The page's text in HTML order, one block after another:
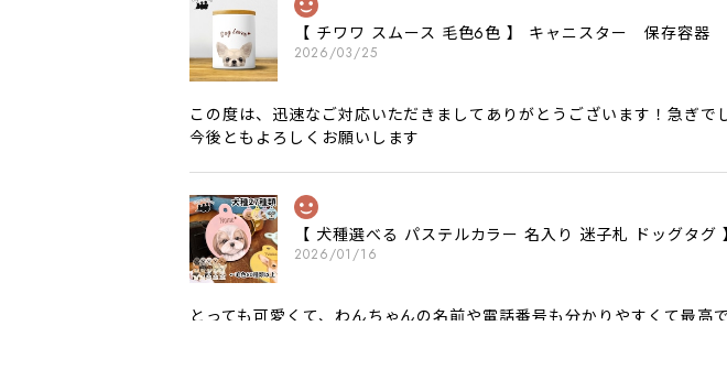
【 チワワ スムース 毛色6色 】 キャニスター 保存
2026/03/25
この度は、迅速なご対応いただきましてありがとうございます！急ぎ
今後ともよろしくお願いします
【 犬種選べる パステルカラー 名入り 迷子札 ドッグ
2026/01/16
とっても可愛くて、わんちゃんの名前や電話番号も分かりやすくて最